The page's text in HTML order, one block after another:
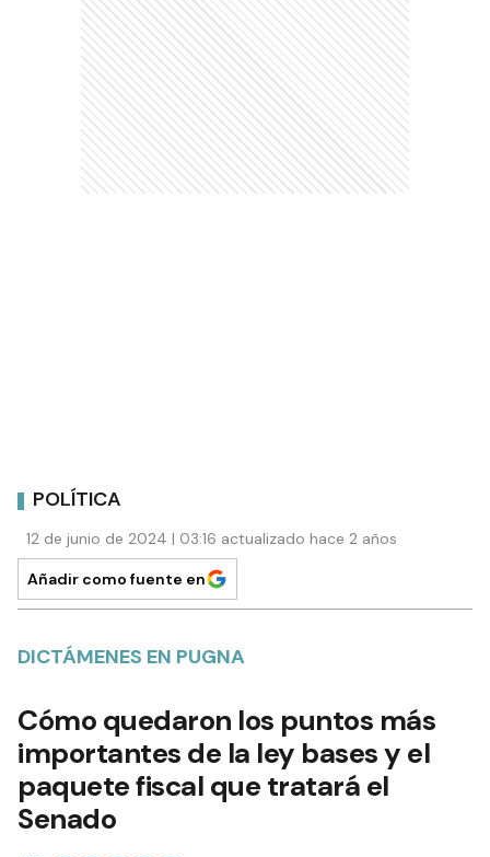
POLÍTICA
12 de junio de 2024 | 03:16 actualizado hace 2 años
Añadir como fuente en
DICTÁMENES EN PUGNA
Cómo quedaron los puntos más
importantes de la ley bases y el
paquete fiscal que tratará el
Senado